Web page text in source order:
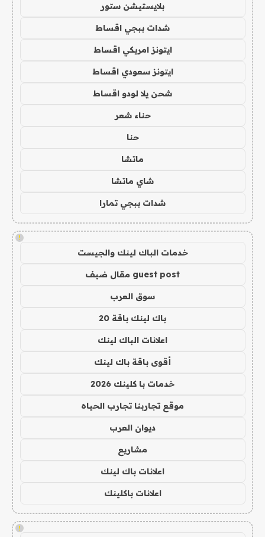
بلايستيشن ستور
شدات ببجي اقساط
ايتونز امريكي اقساط
ايتونز سعودي اقساط
شحن يلا لودو اقساط
حناء شعر
حنا
ماتشا
شاي ماتشا
شدات ببجي تمارا
!
خدمات الباك لينك والجيست
guest post مقال ضيف
سوق العرب
باك لينك باقة 20
اعلانات الباك لينك
أقوى باقة باك لينك
خدمات با كلينك 2026
موقع تجاربنا تجارب الحياه
ديوان العرب
مشاريع
اعلانات باك لينك
اعلانات باكلينك
!